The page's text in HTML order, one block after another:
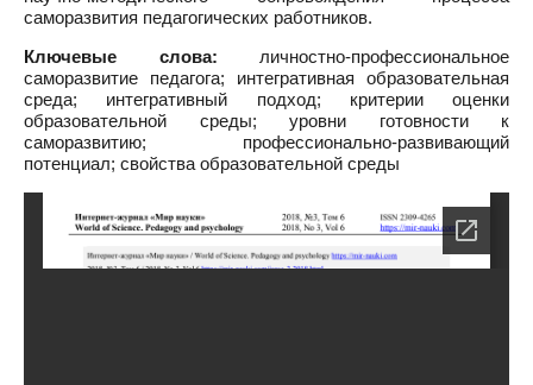
саморазвития педагогических работников.
Ключевые слова: личностно-профессиональное
саморазвитие педагога; интегративная образовательная
среда; интегративный подход; критерии оценки
образовательной среды; уровни готовности к
саморазвитию; профессионально-развивающий
потенциал; свойства образовательной среды